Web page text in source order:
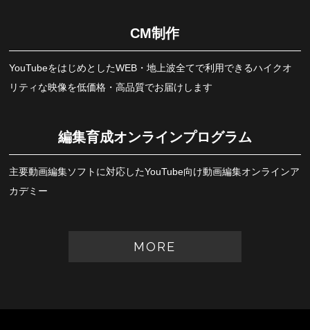
CM制作
YouTubeをはじめとしたWEB・地上波全てで利用できるハイクオ
リティな映像を低価格・高品質でお届けします
編集育成オンラインプログラム
主要動画編集ソフトに対応したYouTube向け動画編集オンラインア
カデミー
MORE